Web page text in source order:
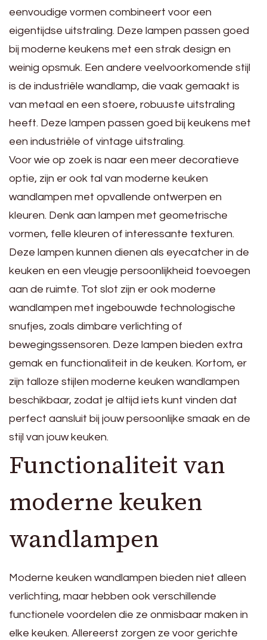
eenvoudige vormen combineert voor een
eigentijdse uitstraling. Deze lampen passen goed
bij moderne keukens met een strak design en
weinig opsmuk. Een andere veelvoorkomende stijl
is de industriële wandlamp, die vaak gemaakt is
van metaal en een stoere, robuuste uitstraling
heeft. Deze lampen passen goed bij keukens met
een industriële of vintage uitstraling.
Voor wie op zoek is naar een meer decoratieve
optie, zijn er ook tal van moderne keuken
wandlampen met opvallende ontwerpen en
kleuren. Denk aan lampen met geometrische
vormen, felle kleuren of interessante texturen.
Deze lampen kunnen dienen als eyecatcher in de
keuken en een vleugje persoonlijkheid toevoegen
aan de ruimte. Tot slot zijn er ook moderne
wandlampen met ingebouwde technologische
snufjes, zoals dimbare verlichting of
bewegingssensoren. Deze lampen bieden extra
gemak en functionaliteit in de keuken. Kortom, er
zijn talloze stijlen moderne keuken wandlampen
beschikbaar, zodat je altijd iets kunt vinden dat
perfect aansluit bij jouw persoonlijke smaak en de
stijl van jouw keuken.
Functionaliteit van
moderne keuken
wandlampen
Moderne keuken wandlampen bieden niet alleen
verlichting, maar hebben ook verschillende
functionele voordelen die ze onmisbaar maken in
elke keuken. Allereerst zorgen ze voor gerichte